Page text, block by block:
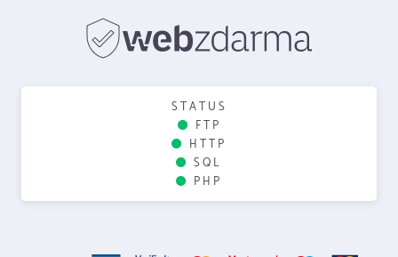
STATUS
FTP
HTTP
SQL
PHP